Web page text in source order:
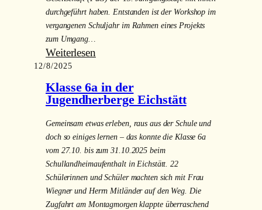
durchgeführt haben. Entstanden ist der Workshop im
vergangenen Schuljahr im Rahmen eines Projekts
zum Umgang…
Weiterlesen:
erleben
–
Workshop
des
Leistungsfaches
Politik
und
Gesellschaft
mit
12/8/2025
Klasse 6a in der
Jugendherberge Eichstätt
Gemeinsam etwas erleben, raus aus der Schule und
doch so einiges lernen – das konnte die Klasse 6a
vom 27.10. bis zum 31.10.2025 beim
Schullandheimaufenthalt in Eichstätt. 22
Schülerinnen und Schüler machten sich mit Frau
Wiegner und Herrn Mitländer auf den Weg. Die
Zugfahrt am Montagmorgen klappte überraschend